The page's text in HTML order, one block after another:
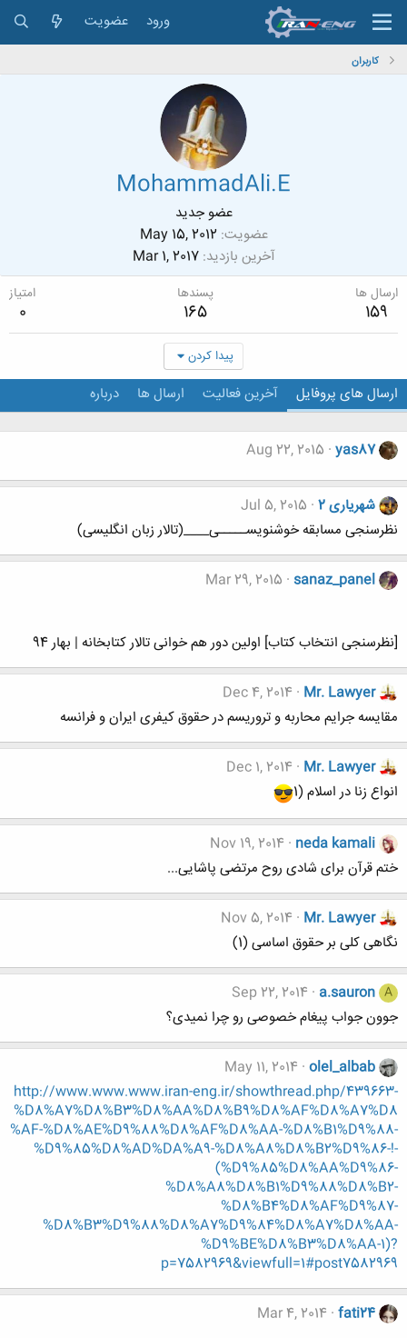
ورود عضویت
کاربران
MohammadAli.E
عضو جدید
عضویت May 15, 2012
آخرین بازدید Mar 1, 2017
ارسال ها
159
پسندها
165
امتیاز
0
پیدا کردن
ارسال های پروفایل آخرین فعالیت ارسال ها درباره
yas87
Aug 22, 2015
شهریاری 2
Jul 5, 2015
نظرسنجی مسابقه خوشنویســـــی____(تالار زبان انگلیسی)
sanaz_panel
Mar 29, 2015
[نظرسنجی انتخاب کتاب] اولین دور هم خوانی تالار کتابخانه | بهار 94
Mr. Lawyer
Dec 4, 2014
مقایسه جرایم محاربه و تروریسم در حقوق کیفری ایران و فرانسه
Mr. Lawyer
Dec 1, 2014
انواع زنا در اسلام (1
neda kamali
Nov 19, 2014
ختم قرآن برای شادی روح مرتضی پاشایی...
Mr. Lawyer
Nov 5, 2014
نگاهی کلی بر حقوق اساسی (1)
A
a.sauron
Sep 22, 2014
جوون جواب پیغام خصوصی رو چرا نمیدی؟
olel_albab
May 11, 2014
http://www.www.www.iran-eng.ir/showthread.php/439663-
%D8%A7%D8%B3%D8%AA%D8%B9%D8%AF%D8%A7%D8
%AF-%D8%AE%D9%88%D8%AF%D8%AA-%D8%B1%D9%88-
%D9%85%D8%AD%DA%A9-%D8%A8%D8%B2%D9%86-!-
(%D9%85%D8%AA%D9%86-
%D8%A8%D8%B1%D9%88%D8%B2-
%D8%B4%D8%AF%D9%87-
%D8%B3%D9%88%D8%A7%D9%84%D8%A7%D8%AA-
%D9%BE%D8%B3%D8%AA-1)?
p=7582969&viewfull=1#post7582969
fati24
Mar 4, 2014